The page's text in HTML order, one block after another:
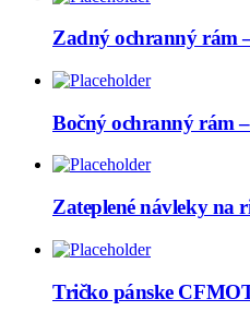
Zadný ochranný rám
Bočný ochranný rám
Zateplené návleky na
Tričko pánske